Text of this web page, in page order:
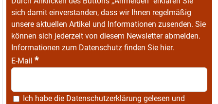
sich damit einverstanden, dass wir Ihnen regelmäßig
unsere aktuellen Artikel und Informationen zusenden. Sie
können sich jederzeit von diesem Newsletter abmelden.
Informationen zum Datenschutz finden Sie hier.
E-Mail *
Ich habe die Datenschutzerklärung gelesen und